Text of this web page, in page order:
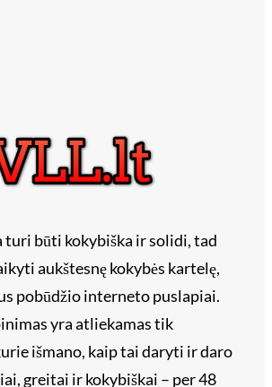
turi būti kokybiška ir solidi, tad
aukštesnę kokybės kartelę,
pobūdžio interneto puslapiai.
yra atliekamas tik
išmano, kaip tai daryti ir daro
greitai ir kokybiškai – per 48